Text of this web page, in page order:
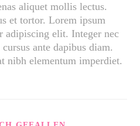
aliquet mollis lectus.
et tortor. Lorem ipsum
adipiscing elit. Integer nec
ante dapibus diam.
nibh elementum imperdiet.